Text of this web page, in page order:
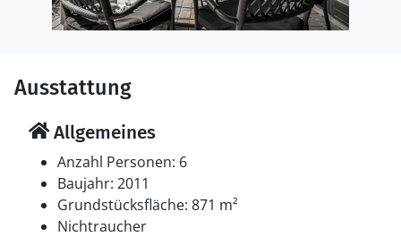
mitgebracht werden. Die Ferienunterkunft ist mit einer
energiefreundlichen Luft-Wasser-Wärmepumpe
Ferienunterkunft ist mit Waschmaschine ausgestattet.
Wäschetrockner. Tiefkühlmöglichkeit mit 60 Liter
Nutzinhalt.
Schlafverhältnisse
Die Schlafplätze verteilen sich auf 4 Schlafräume. 4
Schlafplätze in Doppelbetten. 2 Schlafplätze in
Einzelbetten.
Ausstattung
Allgemeines
Anzahl Personen: 6
Baujahr: 2011
Grundstücksfläche: 871 m²
Nichtraucher